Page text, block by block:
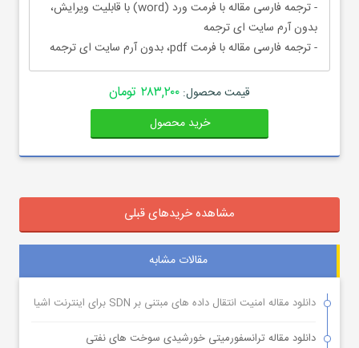
- ترجمه فارسی مقاله با فرمت ورد (word) با قابلیت ویرایش،
بدون آرم سایت ای ترجمه
- ترجمه فارسی مقاله با فرمت pdf، بدون آرم سایت ای ترجمه
قیمت محصول: ۲۸۳,۲۰۰ تومان
خرید محصول
مشاهده خریدهای قبلی
مقالات مشابه
دانلود مقاله امنیت انتقال داده های مبتنی بر SDN برای اینترنت اشیا
دانلود مقاله ترانسفورمیتی خورشیدی سوخت های نفتی